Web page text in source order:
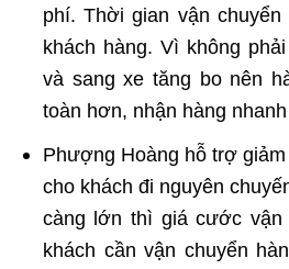
phí. Thời gian vận
khách hàng. Vì không
và sang xe tăng bo nên
toàn hơn, nhận hàng
Phượng Hoàng hỗ trợ
cho khách đi nguyên
càng lớn thì giá cước vận
khách cần vận chuyển